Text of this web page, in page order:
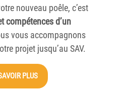
nouveau poêle, c’est
compétences d’un
vous accompagnons
projet jusqu’au SAV.
PLUS